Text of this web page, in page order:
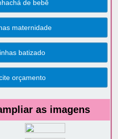
de bebê
maternidade
batizado
orçamento
as imagens